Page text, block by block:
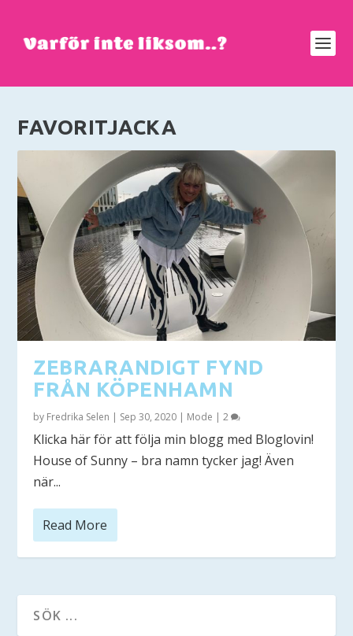
FAVORITJACKA
ZEBRARANDIGT FYND
FRÅN KÖPENHAMN
by Fredrika Selen | Sep 30, 2020 | Mode |2
Klicka här för att följa min blogg med Bloglovin!
House of Sunny – bra namn tycker jag! Även
när...
Read More